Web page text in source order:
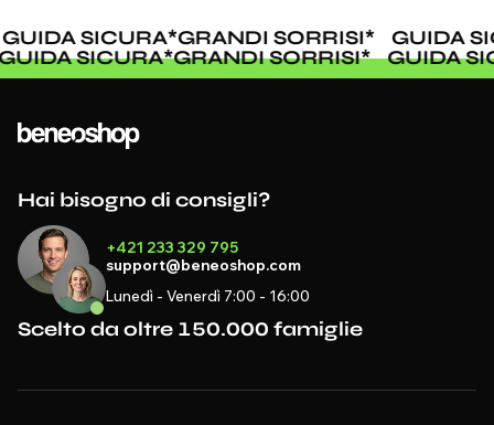
SICURA*GRANDI SORRISI*
GUIDA
GUIDA SICURA*GRANDI SORRISI* GUIDA
Hai bisogno di consigli?
+421 233 329 795
support@beneoshop.com
Lunedì - Venerdì 7:00 - 16:00
Scelto da oltre 150.000 famiglie